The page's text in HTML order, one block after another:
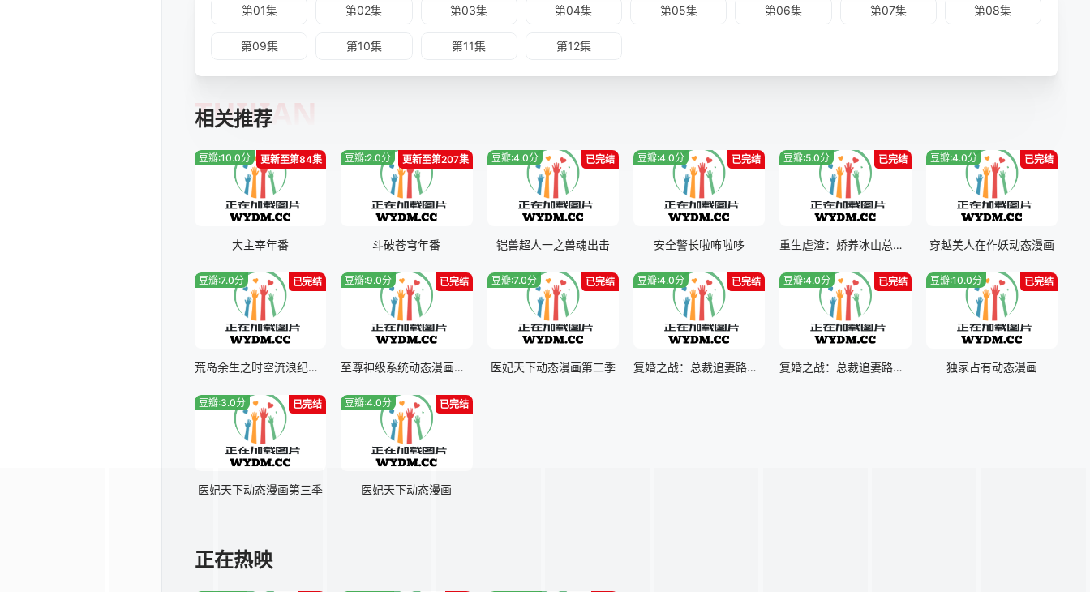
第01集 第02集 第03集 第04集 第05集 第06集 第07集 第08集
第09集 第10集 第11集 第12集
相关推荐
TUIJIAN
更新至第84集
豆瓣:10.0分
大主宰年番
更新至第207集
豆瓣:2.0分
斗破苍穹年番
已完结
豆瓣:4.0分
铠兽超人一之兽魂出击
已完结
豆瓣:4.0分
安全警长啦咘啦哆
已完结
豆瓣:5.0分
重生虐渣：娇养冰山总裁动态漫画
已完结
豆瓣:4.0分
穿越美人在作妖动态漫画
已完结
豆瓣:7.0分
荒岛余生之时空流浪纪动态漫画第一季
已完结
豆瓣:9.0分
至尊神级系统动态漫画第一季
已完结
豆瓣:7.0分
医妃天下动态漫画第二季
已完结
豆瓣:4.0分
复婚之战：总裁追妻路漫漫动态漫画第二季
已完结
豆瓣:4.0分
复婚之战：总裁追妻路漫漫动态漫画
已完结
豆瓣:10.0分
独家占有动态漫画
已完结
豆瓣:3.0分
医妃天下动态漫画第三季
已完结
豆瓣:4.0分
医妃天下动态漫画
正在热映